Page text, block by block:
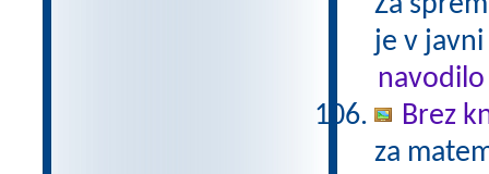
je v
navodilo
Brez
za